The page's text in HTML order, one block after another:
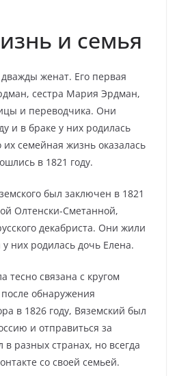
и семья
женат. Его первая
сестра Мария Эрдман,
и переводчика. Они
и в браке у них родилась
семейная жизнь оказалась
в 1821 году.
был заключен в 1821
Олтенски-Сметанной,
декабриста. Они жили
них родилась дочь Елена.
тесно связана с кругом
обнаружения
в 1826 году, Вяземский был
и отправиться за
разных странах, но всегда
со своей семьей.